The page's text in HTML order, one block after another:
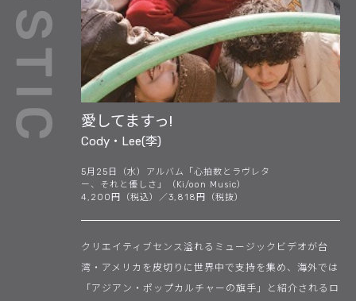
愛してますっ!
Cody・Lee(李)
5月25日（水）アルバム「心拍数とラヴレタ
ー、それと優しさ」（Ki/oon Music）
4,200円（税込）／3,818円（税抜）
クリエイティブセンス溢れるミュージックビデオが台
湾・アメリカを皮切りに世界中で支持を集め、海外では
「アジアン・ポップカルチャーの旗手」と紹介されるロ